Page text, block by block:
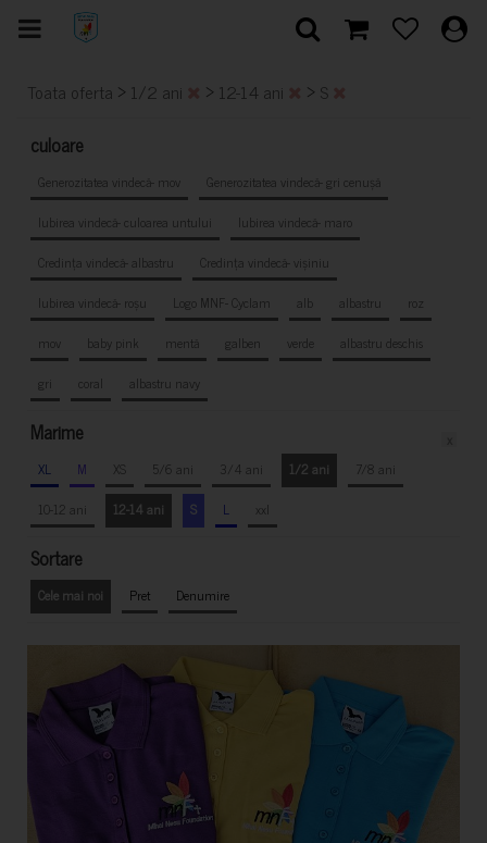
Toata oferta > 1/2 ani > 12-14 ani > S
culoare
Generozitatea vindecă- mov
Generozitatea vindecă- gri cenușă
Iubirea vindecă- culoarea untului
Iubirea vindecă- maro
Credința vindecă- albastru
Credința vindecă- vișiniu
Iubirea vindecă- roșu
Logo MNF- Cyclam alb albastru
roz
mov
baby pink mentă galben verde
albastru deschis
gri
coral albastru navy
Marime
XL M XS 5/6 ani 3/4 ani 1/2 ani
7/8 ani
10-12 ani
12-14 ani S L xxl
Sortare
Cele mai noi Pret Denumire